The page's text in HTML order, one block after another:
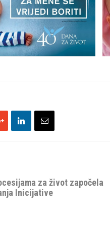
za život započela
Inicijative